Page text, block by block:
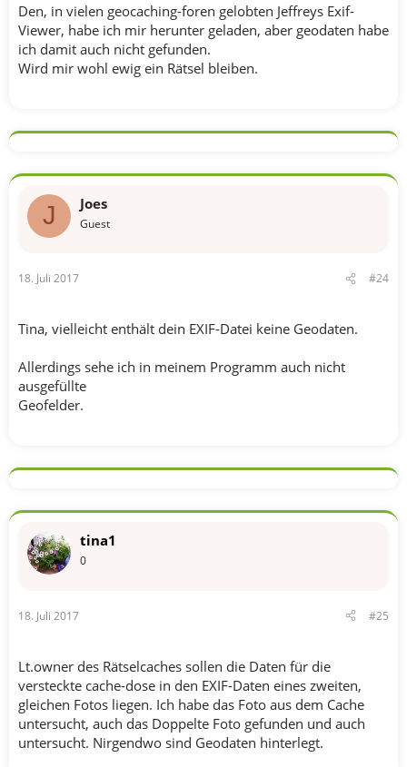
Den, in vielen geocaching-foren gelobten Jeffreys Exif-
Viewer, habe ich mir herunter geladen, aber geodaten habe
ich damit auch nicht gefunden.
Wird mir wohl ewig ein Rätsel bleiben.
J Joes
Guest
18. Juli 2017 #24
Tina, vielleicht enthält dein EXIF-Datei keine Geodaten.
Allerdings sehe ich in meinem Programm auch nicht
ausgefüllte
Geofelder.
tina1
0
18. Juli 2017 #25
Lt.owner des Rätselcaches sollen die Daten für die
versteckte cache-dose in den EXIF-Daten eines zweiten,
gleichen Fotos liegen. Ich habe das Foto aus dem Cache
untersucht, auch das Doppelte Foto gefunden und auch
untersucht. Nirgendwo sind Geodaten hinterlegt.